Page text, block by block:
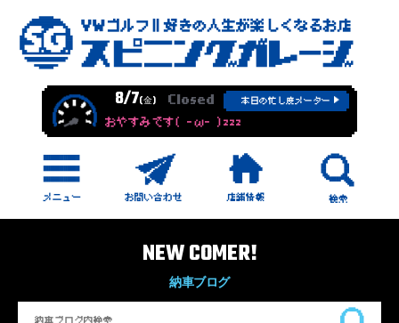
8/7(金) Closed 本日の忙し度メーター
おやすみです( -ω- )zzz
NEW COMER!
納車ブログ